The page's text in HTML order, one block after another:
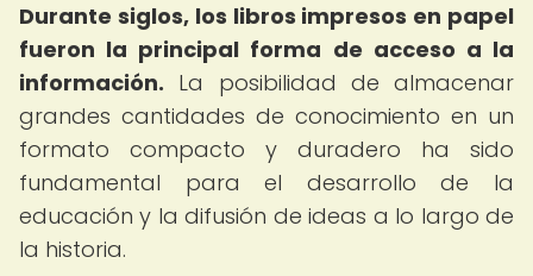
Durante siglos, los libros impresos en papel
fueron la principal forma de acceso a la
información. La posibilidad de almacenar
grandes cantidades de conocimiento en un
formato compacto y duradero ha sido
fundamental para el desarrollo de la
educación y la difusión de ideas a lo largo de
la historia.